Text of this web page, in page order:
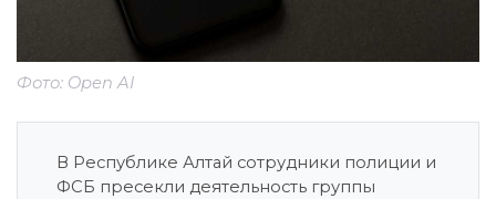
Фото: Open AI
В Республике Алтай сотрудники полиции и
ФСБ пресекли деятельность группы